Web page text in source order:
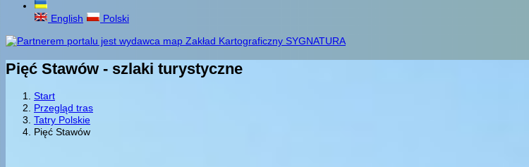
English Polski
Pięć Stawów - szlaki turystyczne
Start
Przegląd tras
Tatry Polskie
Pięć Stawów